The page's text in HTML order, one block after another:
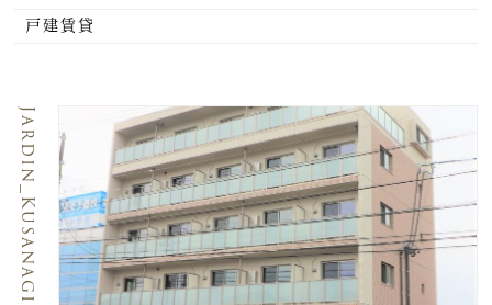
戸建賃貸
Jardin_Kusanagi